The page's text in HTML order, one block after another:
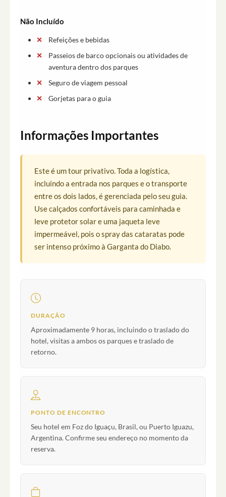
Não Incluído
Refeições e bebidas
Passeios de barco opcionais ou atividades de
aventura dentro dos parques
Seguro de viagem pessoal
Gorjetas para o guia
Informações Importantes
Este é um tour privativo. Toda a logística,
incluindo a entrada nos parques e o transporte
entre os dois lados, é gerenciada pelo seu guia.
Use calçados confortáveis para caminhada e
leve protetor solar e uma jaqueta leve
impermeável, pois o spray das cataratas pode
ser intenso próximo à Garganta do Diabo.
DURAÇÃO
Aproximadamente 9 horas, incluindo o traslado do
hotel, visitas a ambos os parques e traslado de
retorno.
PONTO DE ENCONTRO
Seu hotel em Foz do Iguaçu, Brasil, ou Puerto Iguazu,
Argentina. Confirme seu endereço no momento da
reserva.